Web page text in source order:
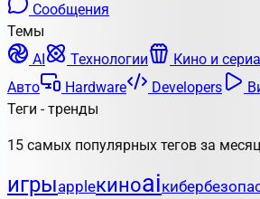
Сообщения
Темы
AI
Технологии Кино и
Авто
Hardware Developers
Теги - тренды
15 самых популярных тегов за месяц
игрыappleкиноai